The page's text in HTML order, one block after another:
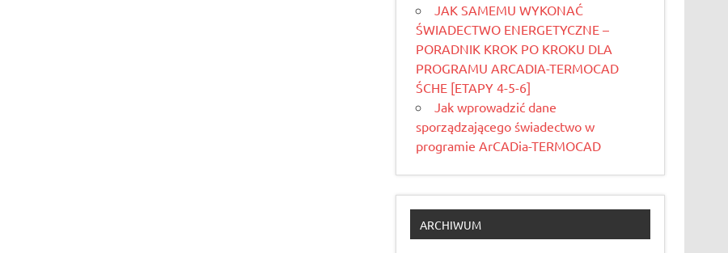
JAK SAMEMU WYKONAĆ
ŚWIADECTWO ENERGETYCZNE –
PORADNIK KROK PO KROKU DLA
PROGRAMU ARCADIA-TERMOCAD
ŚCHE [ETAPY 4-5-6]
Jak wprowadzić dane
sporządzającego świadectwo w
programie ArCADia-TERMOCAD
ARCHIWUM